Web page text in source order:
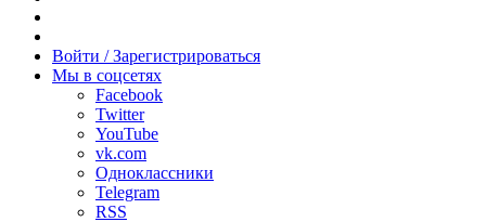
радио
Войти / Зарегистрироваться
Мы в соцсетях
Facebook
Twitter
YouTube
vk.com
Одноклассники
Telegram
RSS